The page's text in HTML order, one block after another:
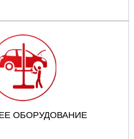
ОБОРУДОВАНИЕ